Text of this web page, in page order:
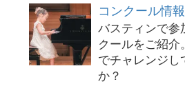
コンクール情報
バスティンで参
クールをご紹介
でチャレンジし
か？